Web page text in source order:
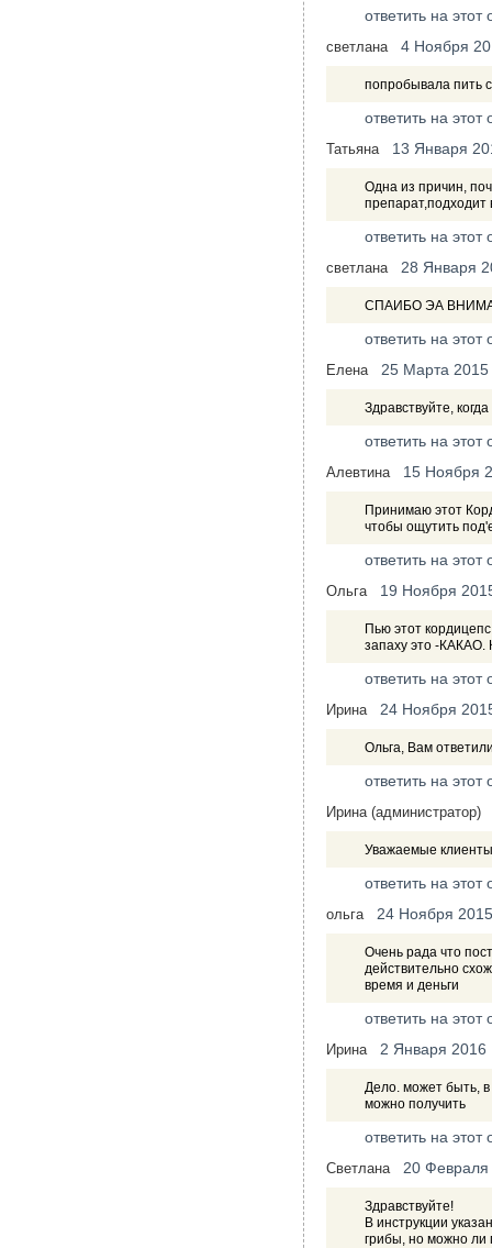
ответить на этот
светлана 4 Ноября
попробывала пить
ответить на этот
Татьяна 13 Января
Одна из причин,
препарат,подходит
ответить на этот
светлана 28 Января
СПАИБО ЭА
ответить на этот
Елена 25 Марта 2015
Здравствуйте,
ответить на этот
Алевтина 15 Ноября
Принимаю этот
чтобы ощутить
ответить на этот
Ольга 19 Ноября
Пью этот
запаху это -КАКАО.
ответить на этот
Ирина 24 Ноября
Ольга, Вам
ответить на этот
Ирина (администратор)
Уважаемые
ответить на этот
ольга 24 Ноября 2015
Очень рада что
действительно
время и деньги
ответить на этот
Ирина 2 Января 2016
Дело. может быть, в
можно получить
ответить на этот
Светлана 20 Февраля
Здравствуйте!
В инструкции
грибы, но можно ли